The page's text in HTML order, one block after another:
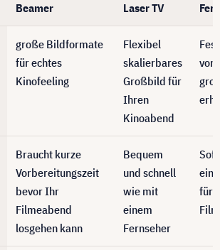
Beamer Laser TV
große Bildformate
für echtes
Kinofeeling
Flexibel
skalierbares
Großbild für
Ihren
Kinoabend
von
Braucht kurze
Vorbereitungszeit
bevor Ihr
Filmeabend
losgehen kann
Bequem
und schnell
wie mit
einem
Fernseher
für